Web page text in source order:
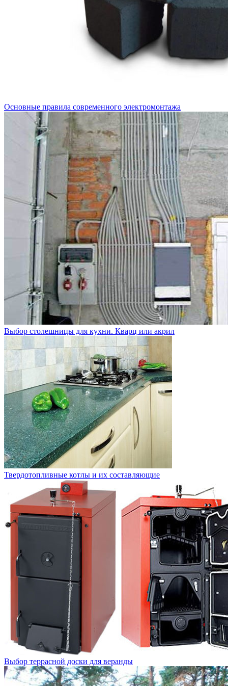
Основные правила современного электромонтажа
Выбор столешницы для кухни. Кварц или акрил
Твердотопливные котлы и их составляющие
Выбор террасной доски для веранды